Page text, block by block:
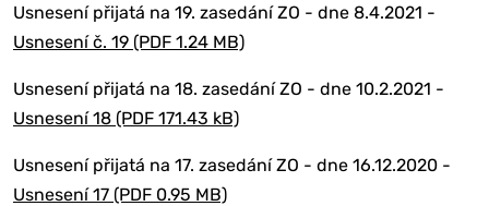
Usnesení přijatá na 19. zasedání ZO - dne 8.4.2021 -
Usnesení č. 19 (PDF 1.24 MB)
Usnesení přijatá na 18. zasedání ZO - dne 10.2.2021 -
Usnesení 18 (PDF 171.43 kB)
Usnesení přijatá na 17. zasedání ZO - dne 16.12.2020 -
Usnesení 17 (PDF 0.95 MB)